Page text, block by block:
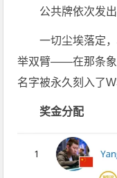
公共牌依次发
一切尘埃落定
举双臂——在那条象
名字被永久刻入了
奖金分配